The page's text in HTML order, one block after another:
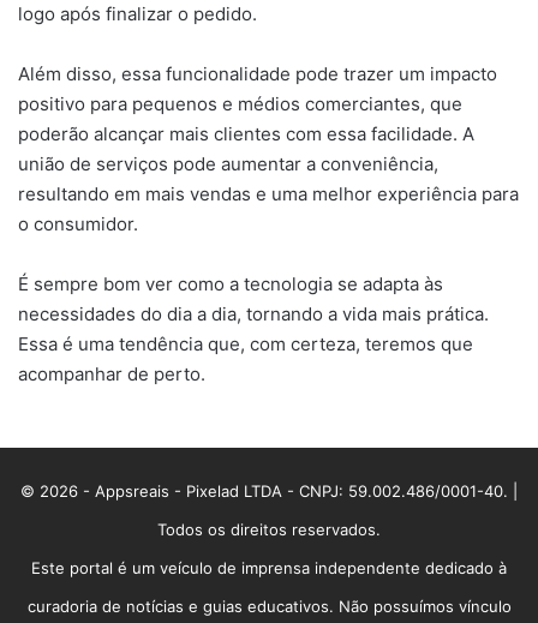
logo após finalizar o pedido.
Além disso, essa funcionalidade pode trazer um impacto
positivo para pequenos e médios comerciantes, que
poderão alcançar mais clientes com essa facilidade. A
união de serviços pode aumentar a conveniência,
resultando em mais vendas e uma melhor experiência para
o consumidor.
É sempre bom ver como a tecnologia se adapta às
necessidades do dia a dia, tornando a vida mais prática.
Essa é uma tendência que, com certeza, teremos que
acompanhar de perto.
© 2026 - Appsreais - Pixelad LTDA - CNPJ: 59.002.486/0001-40. |
Todos os direitos reservados.
Este portal é um veículo de imprensa independente dedicado à
curadoria de notícias e guias educativos. Não possuímos vínculo